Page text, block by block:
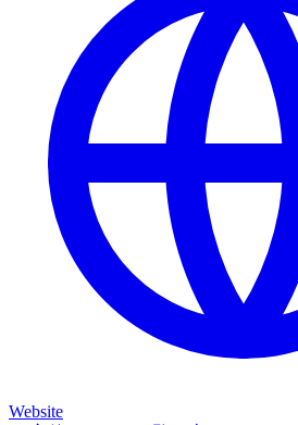
Website